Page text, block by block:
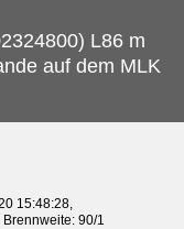
L86 m
auf dem MLK
15:48:28,
90/1